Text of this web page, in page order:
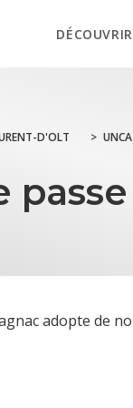
DÉCOUVRIR
D'OLT >
adopte de